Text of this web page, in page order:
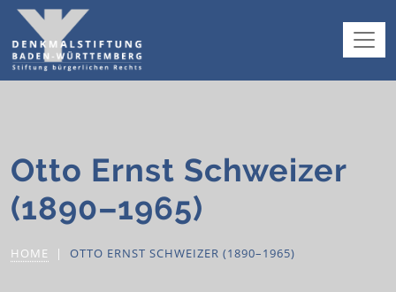
Otto Ernst Schweizer
(1890–1965)
HOME OTTO ERNST SCHWEIZER (1890–1965)